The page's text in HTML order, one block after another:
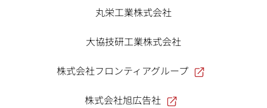
丸栄工業株式会社
大協技研工業株式会社
株式会社フロンティアグループ
株式会社旭広告社